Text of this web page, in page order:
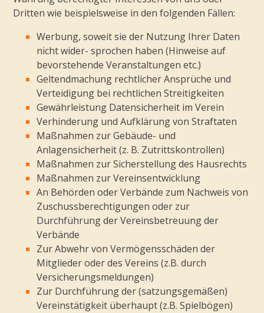
Dritten wie beispielsweise in den folgenden Fällen:
Werbung, soweit sie der Nutzung Ihrer Daten
nicht wider- sprochen haben (Hinweise auf
bevorstehende Veranstaltungen etc.)
Geltendmachung rechtlicher Ansprüche und
Verteidigung bei rechtlichen Streitigkeiten
Gewährleistung Datensicherheit im Verein
Verhinderung und Aufklärung von Straftaten
Maßnahmen zur Gebäude- und
Anlagensicherheit (z. B. Zutrittskontrollen)
Maßnahmen zur Sicherstellung des Hausrechts
Maßnahmen zur Vereinsentwicklung
An Behörden oder Verbände zum Nachweis von
Zuschussberechtigungen oder zur
Durchführung der Vereinsbetreuung der
Verbände
Zur Abwehr von Vermögensschäden der
Mitglieder oder des Vereins (z.B. durch
Versicherungsmeldungen)
Zur Durchführung der (satzungsgemäßen)
Vereinstätigkeit überhaupt (z.B. Spielbögen)